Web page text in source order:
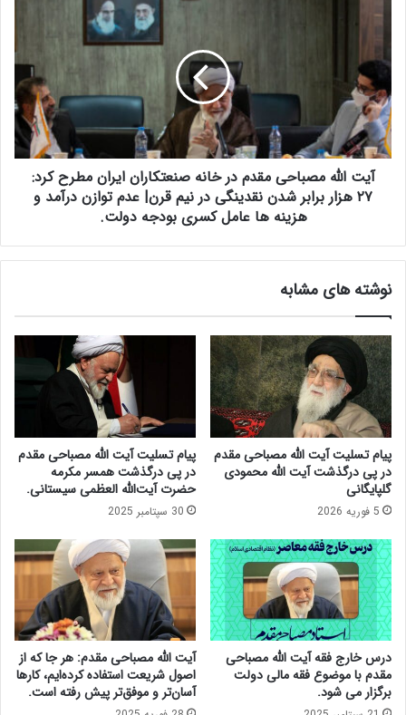
م
ع
ی
ش
ت
ی
ا
د
ل
ت
د
ر
ن
ش
س
ت
ک
م
ی
س
ی
و
ن
ا
ق
ت
ص
ا
د
ت
ا
ل
ه
م
ص
م
د
ر
خ
ا
ن
ه
ص
ن
ع
ت
ک
ا
ر
ا
ن
ا
ی
ر
ا
ن
م
آیت الله مصباحی مقدم در خانه صنعتکاران ایران مطرح کرد:
۲۷ هزار برابر شدن نقدینگی در نیم قرن| عدم توازن درآمد و
هزینه ها عامل کسری بودجه دولت.
نوشته های مشابه
پیام تسلیت آیت الله مصباحی مقدم
در پی درگذشت آیت الله محمودی
گلپایگانی
5 فوریه 2026
پیام تسلیت آیت الله مصباحی مقدم
در پی درگذشت همسر مکرمه
حضرت آیت‌الله العظمی سیستانی.
30 سپتامبر 2025
درس خارج فقه آیت الله مصباحی
مقدم با موضوع فقه مالی دولت
برگزار می شود.
آیت الله مصباحی مقدم: هر جا که از
اصول شریعت استفاده کرده‌ایم، کارها
آسان‌تر و موفق‌تر پیش رفته است.